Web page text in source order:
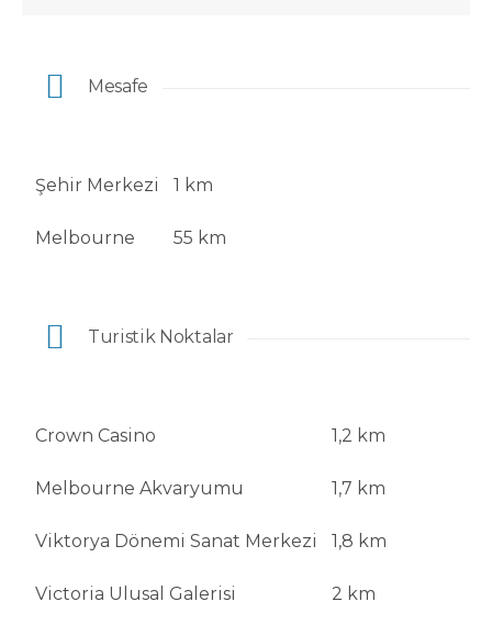
Mesafe
Şehir Merkezi 1 km
Melbourne 55 km
Turistik Noktalar
Crown Casino 1,2 km
Melbourne Akvaryumu 1,7 km
Viktorya Dönemi Sanat Merkezi 1,8 km
Victoria Ulusal Galerisi 2 km